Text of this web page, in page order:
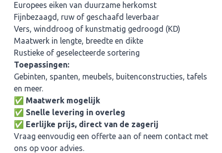
Europees eiken van duurzame herkomst
Fijnbezaagd, ruw of geschaafd leverbaar
Vers, winddroog of kunstmatig gedroogd (KD)
Maatwerk in lengte, breedte en dikte
Rustieke of geselecteerde sortering
Toepassingen:
Gebinten, spanten, meubels, buitenconstructies, tafels
en meer.
✅ Maatwerk mogelijk
✅ Snelle levering in overleg
✅ Eerlijke prijs, direct van de zagerij
Vraag eenvoudig een offerte aan of neem contact met
ons op voor advies.